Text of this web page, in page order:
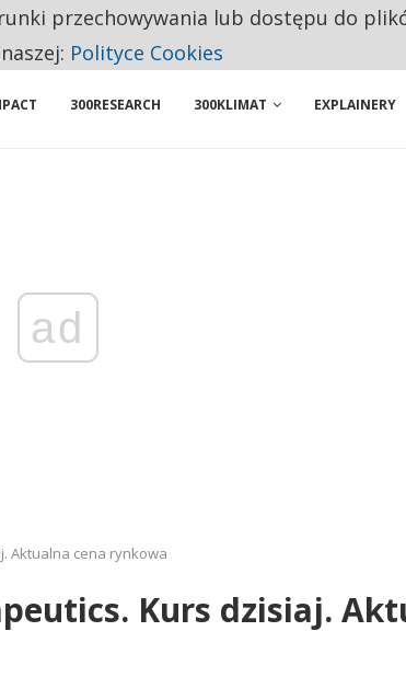
ZAKUPY
300RESEARCH 300KLIMAT EXPLAINERY
ad
Aktualna cena rynkowa
Kurs dzisiaj.
przechowywania lub dostępu do
Polityce Cookies